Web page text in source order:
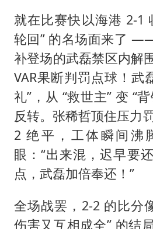
就在比赛快以海港 2-1
轮回” 的名场面来了
补登场的武磊禁区内解
VAR果断判罚点球！武
礼”，从 “救世主” 变 “
反转。张稀哲顶住压力
2 绝平，工体瞬间沸
眼：“出来混，迟早要
点，武磊加倍奉还！”
全场战罢，2-2 的比分
伤害又互相成全” 的结